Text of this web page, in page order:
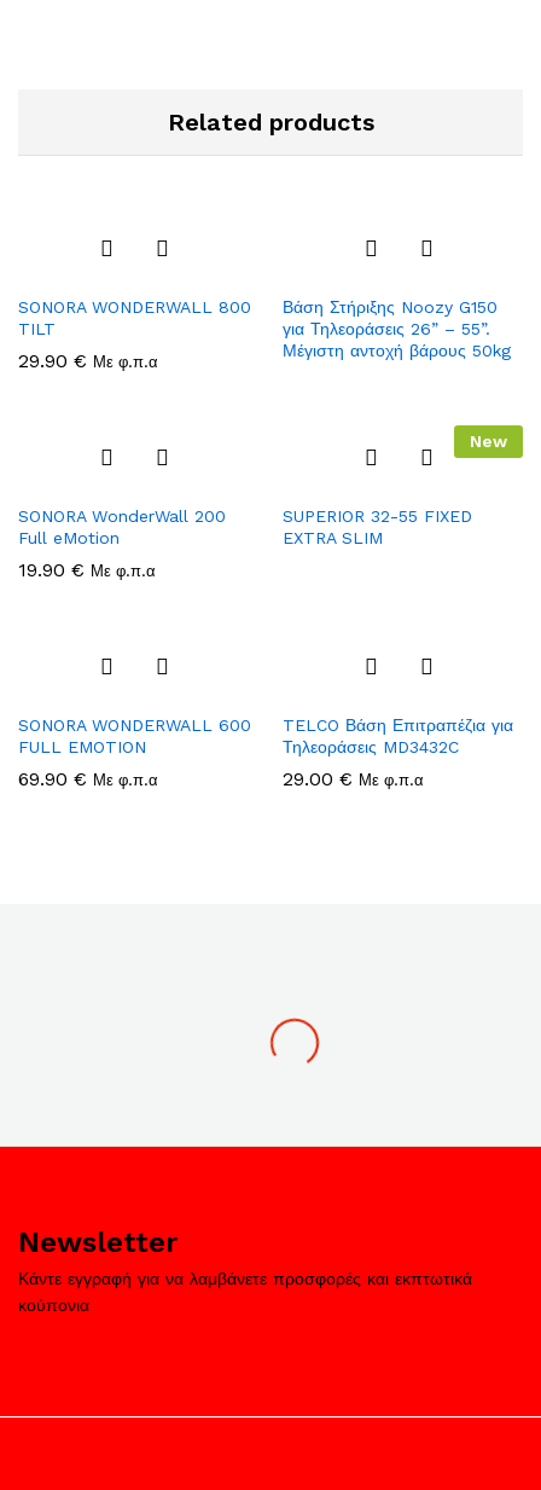
Related products
to
list
SONORA WONDERWALL 800
TILT
29.90 € Με φ.π.α
to
Wish
list
Βάση Στήριξης Noozy G150
για Τηλεοράσεις 26” – 55”.
Μέγιστη αντοχή βάρους 50kg
to
list
SONORA WonderWall 200
Full eMotion
19.90 € Με φ.π.α
New
to
SUPERIOR 32-55 FIXED
EXTRA SLIM
to
Wish
list
SONORA WONDERWALL 600
FULL EMOTION
69.90 € Με φ.π.α
to
Wish
list
TELCO Βάση Επιτραπέζια για
Τηλεοράσεις MD3432C
29.00 € Με φ.π.α
Newsletter
Κάντε εγγραφή για να λαμβάνετε προσφορές και εκπτωτικά
κούπονια